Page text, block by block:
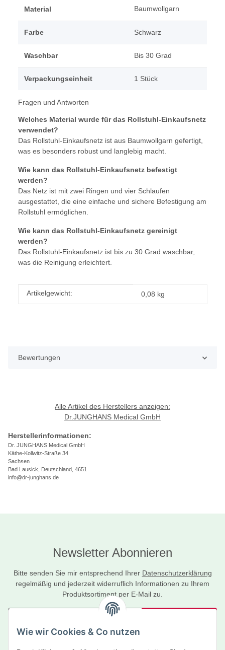
Wie wir Cookies & Co nutzen
Material Baumwollgarn
Farbe Schwarz
Waschbar Bis 30 Grad
Verpackungseinheit 1 Stück
Fragen und Antworten
Welches Material wurde für das Rollstuhl-Einkaufsnetz
verwendet?
Das Rollstuhl-Einkaufsnetz ist aus Baumwollgarn gefertigt,
was es besonders robust und langlebig macht.
Wie kann das Rollstuhl-Einkaufsnetz befestigt
werden?
Das Netz ist mit zwei Ringen und vier Schlaufen
ausgestattet, die eine einfache und sichere Befestigung am
Rollstuhl ermöglichen.
Wie kann das Rollstuhl-Einkaufsnetz gereinigt
werden?
Das Rollstuhl-Einkaufsnetz ist bis zu 30 Grad waschbar,
was die Reinigung erleichtert.
Produkteigenschaft
Wert
Artikelgewicht: 0,08 kg
Bewertungen
Alle Artikel des Herstellers anzeigen:
Dr.JUNGHANS Medical GmbH
Herstellerinformationen:
Dr. JUNGHANS Medical GmbH
Käthe-Kollwitz-Straße 34
Sachsen
Bad Lausick, Deutschland, 4651
info@dr-junghans.de
Newsletter Abonnieren
Bitte senden Sie mir entsprechend Ihrer Datenschutzerklärung
regelmäßig und jederzeit widerruflich Informationen zu Ihrem
Produktsortiment per E-Mail zu.
Newsletter Abonnieren